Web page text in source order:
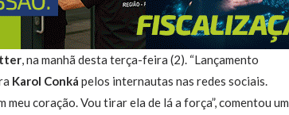
, na manhã desta terça-feira (2). “Lançamento
Karol Conkápelos internautas nas redes sociais.
coração. Vou tirar ela de lá a força”, comentou um